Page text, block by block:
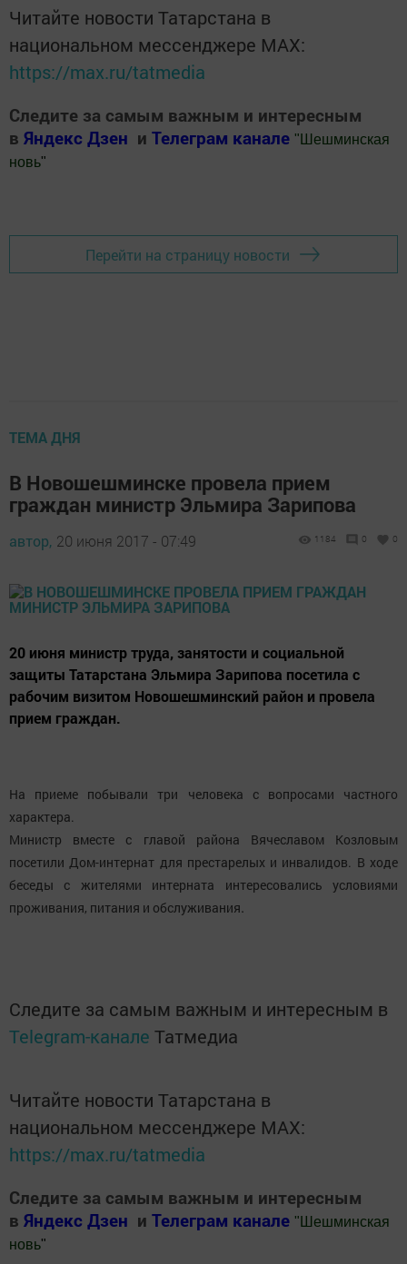
Читайте новости Татарстана в
национальном мессенджере MАХ:
https://max.ru/tatmedia
Следите за самым важным и интересным
в Яндекс Дзен и Телеграм канале " Шешминская
новь"
Перейти на страницу новости
ТЕМА ДНЯ
В Новошешминске провела прием
граждан министр Эльмира Зарипова
автор, 20 июня 2017 - 07:49 1184 0 0
20 июня министр труда, занятости и социальной
защиты Татарстана Эльмира Зарипова посетила с
рабочим визитом Новошешминский район и провела
прием граждан.
На приеме побывали три человека с вопросами частного
характера.
Министр вместе с главой района Вячеславом Козловым
посетили Дом-интернат для престарелых и инвалидов. В ходе
беседы с жителями интерната интересовались условиями
проживания, питания и обслуживания.
Следите за самым важным и интересным в
Telegram-канале Татмедиа
Читайте новости Татарстана в
национальном мессенджере MАХ:
https://max.ru/tatmedia
Следите за самым важным и интересным
в Яндекс Дзен и Телеграм канале " Шешминская
новь"